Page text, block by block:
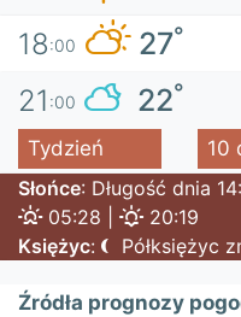
18:00 27°
21 :00 22°
Tydzień 10
Słońce: Długość dnia
05:28 |
20:19
Księżyc: Półksiężyc
Źródła prognozy